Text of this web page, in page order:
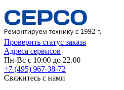
Проверить статус заказа
Адреса сервисов
Пн-Вс с 10:00 до 22.00
+7 (495) 967-38-72
Свяжитесь с нами